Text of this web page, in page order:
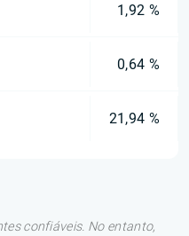
1,92 %
0,64 %
21,94 %
confiáveis. No entanto,